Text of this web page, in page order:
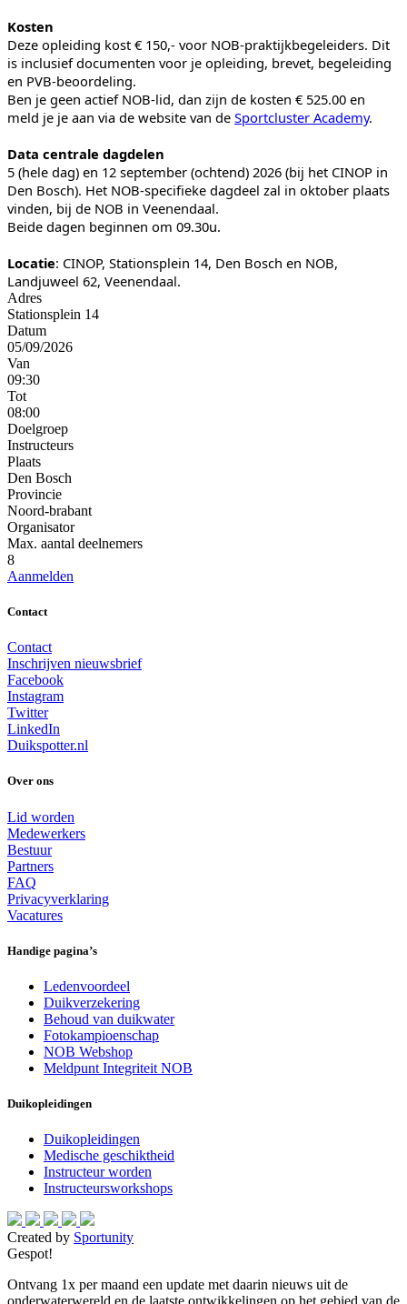
Kosten
Deze opleiding kost € 150,- voor NOB-praktijkbegeleiders. Dit
is inclusief documenten voor je opleiding, brevet, begeleiding
en PVB-beoordeling.
Ben je geen actief NOB-lid, dan zijn de kosten € 525.00 en
meld je je aan via de website van de Sportcluster Academy.
Data centrale dagdelen
5 (hele dag) en 12 september (ochtend) 2026 (bij het CINOP in
Den Bosch). Het NOB-specifieke dagdeel zal in oktober plaats
vinden, bij de NOB in Veenendaal.
Beide dagen beginnen om 09.30u.
Locatie: CINOP, Stationsplein 14, Den Bosch en NOB,
Landjuweel 62, Veenendaal.
Adres
Stationsplein 14
Datum
05/09/2026
Van
09:30
Tot
08:00
Doelgroep
Instructeurs
Plaats
Den Bosch
Provincie
Noord-brabant
Organisator
Max. aantal deelnemers
8
Aanmelden
Contact
Contact
Inschrijven nieuwsbrief
Facebook
Instagram
Twitter
LinkedIn
Duikspotter.nl
Over ons
Lid worden
Medewerkers
Bestuur
Partners
FAQ
Privacyverklaring
Vacatures
Handige pagina’s
Ledenvoordeel
Duikverzekering
Behoud van duikwater
Fotokampioenschap
NOB Webshop
Meldpunt Integriteit NOB
Duikopleidingen
Duikopleidingen
Medische geschiktheid
Instructeur worden
Instructeursworkshops
Created by Sportunity
Gespot!
Ontvang 1x per maand een update met daarin nieuws uit de